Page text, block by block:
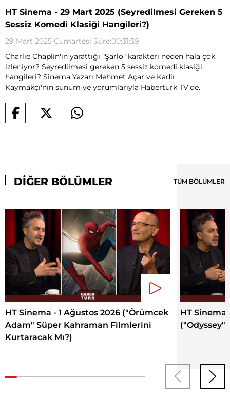
HT Sinema - 29 Mart 2025 (Seyredilmesi Gereken 5
Sessiz Komedi Klasiği Hangileri?)
29 Mart 2025 Cumartesi Süre:00:31:39
Charlie Chaplin'in yarattığı "Şarlo" karakteri neden hala çok
izleniyor? Seyredilmesi gereken 5 sessiz komedi klasiği
hangileri? Sinema Yazarı Mehmet Açar ve Kadir
Kaymakçı'nın sunum ve yorumlarıyla Habertürk TV'de.
DİĞER BÖLÜMLER TÜM BÖLÜMLER
HT Sinema - 1 Ağustos 2026 ("Örümcek
Adam" Süper Kahraman Filmlerini
Kurtaracak Mı?)
HT Sinema
("Odyssey"